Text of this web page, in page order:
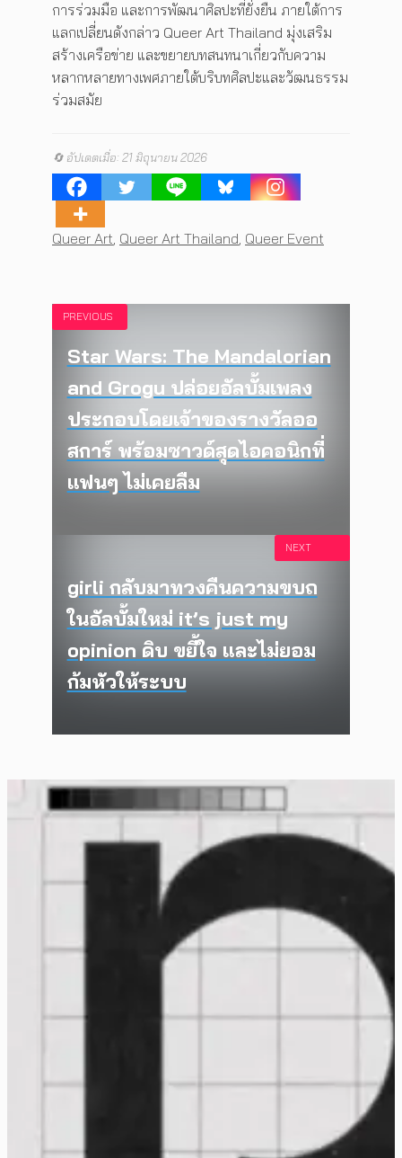
การร่วมมือ และการพัฒนาศิลปะที่ยั่งยืน ภายใต้การ
แลกเปลี่ยนดังกล่าว Queer Art Thailand มุ่งเสริม
สร้างเครือข่าย และขยายบทสนทนาเกี่ยวกับความ
หลากหลายทางเพศภายใต้บริบทศิลปะและวัฒนธรรม
ร่วมสมัย
🔄 อัปเดตเมื่อ: 21 มิถุนายน 2026
Tags
Queer Art, Queer Art Thailand, Queer Event
PREVIOUS
Star Wars: The Mandalorian
and Grogu ปล่อยอัลบั้มเพลง
ประกอบโดยเจ้าของรางวัลออ
สการ์ พร้อมซาวด์สุดไอคอนิกที่
แฟนๆ ไม่เคยลืม
girli กลับมาทวงคืนความขบถ
ในอัลบั้มใหม่ it’s just my
opinion ดิบ ขยี้ใจ และไม่ยอม
ก้มหัวให้ระบบ
NEXT